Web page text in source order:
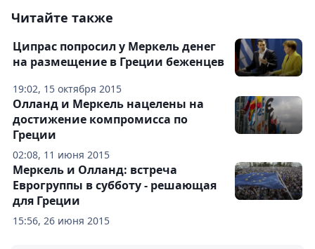
Читайте также
19:02, 15 октября 2015
Ципрас попросил у Меркель денег
на размещение в Греции беженцев
02:08, 11 июня 2015
Олланд и Меркель нацелены на
достижение компромисса по
Греции
15:56, 26 июня 2015
Меркель и Олланд: встреча
Еврогруппы в субботу - решающая
для Греции